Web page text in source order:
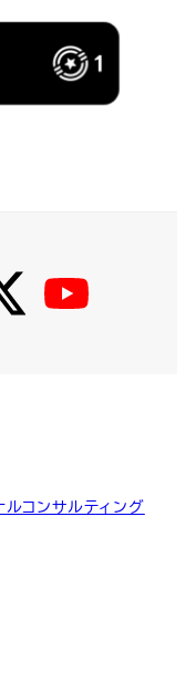
】 【Twitter】
ルコンサルティング